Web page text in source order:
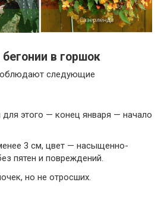
в горшок
следующие
этого — конец января — начало
3 см, цвет — насыщенно-
пятен и повреждений.
но не отросших.